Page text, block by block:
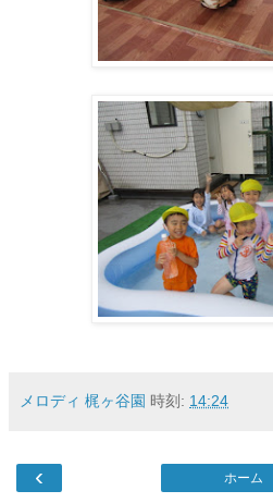
メロディ 梶ヶ谷園 時刻: 14:24
‹ ホーム